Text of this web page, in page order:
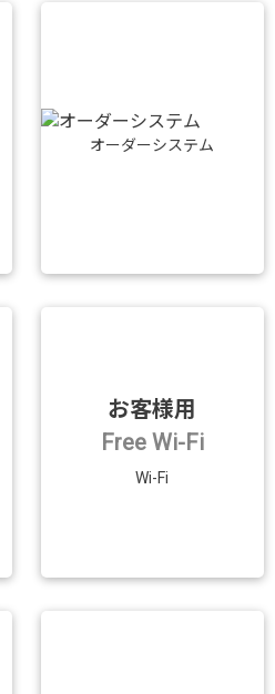
オーダーシステム
お客様用
Free Wi-Fi
Wi-Fi